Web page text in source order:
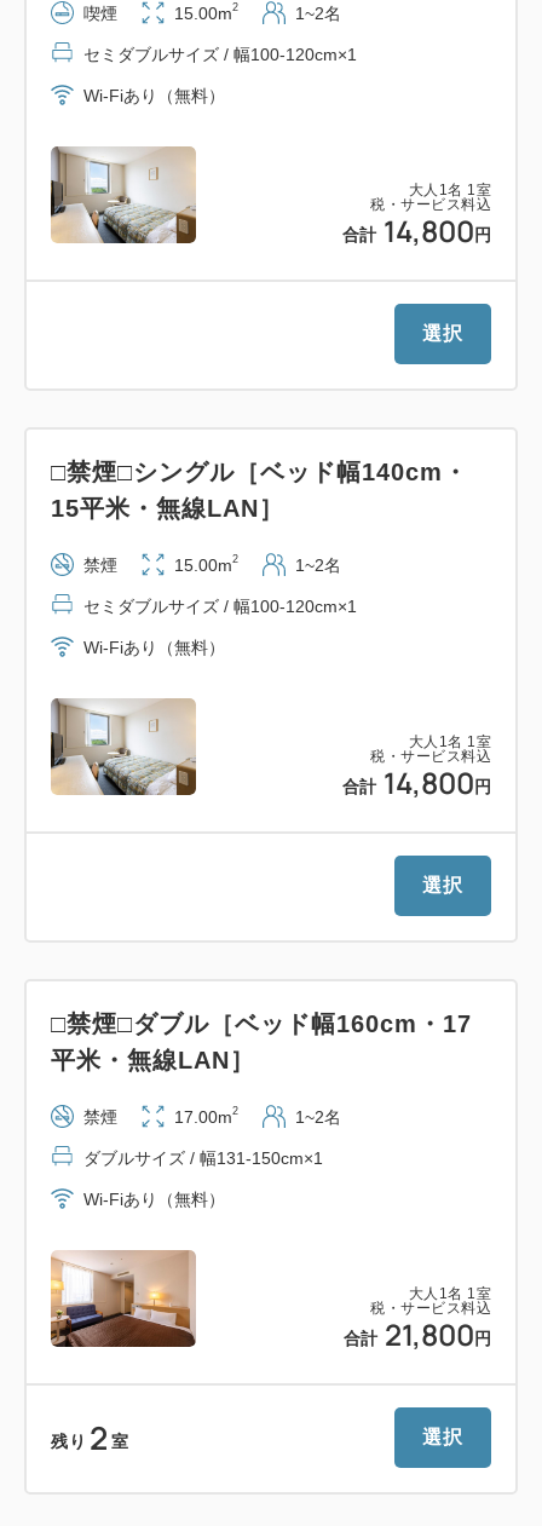
＜朝食＞
朝食は付きません（チェックイン時に朝食リクエスト
可能）
■客室■
シングル（15平米）／ダブル（17平米）／ツイン
（24平米）
地域のホテルの中では比較的ゆったりとした滞在が叶
※無線LAN完備
※大浴場はございません 客室浴室をご利用ください
燕市は新潟市と長岡市の中間地点
寺泊・弥彦・柏崎・上越方面もアクセスが良いエリア
です
・上越新幹線／弥彦線 燕三条駅（徒歩5分）
・北陸自動車道三条燕IC（車2分）
※予約制・詳しくはお問い合わせくださいませ
・コーヒーラウンジ「カフェ・ド・パリ」
落ち着いた雰囲気のコーヒーラウンジ
お待ち合わせご商談などにお気軽にご利用下さい
■周辺観光■
・道の駅燕三条地場産業振興センター（徒歩4分）
・ストックバスターズ／藤次郎（車10分）
・SUWADA OPEN FACTORY 諏訪田製作所（車20
分）
・弥彦神社／弥彦山ロープウェイ／角上魚類 寺泊本
店（車25分）
・Snow Peak FIELD SUITE SPA
HEADQUARTERS スノーピーク（車30分）
大人 1 名 1 室
税・サービス料込
合計 14,800 円
喫煙 15.00m2 1~2名
セミダブルサイズ / 幅100-120cm×1
Wi-Fiあり（無料）
選択
大人 1 名 1 室
税・サービス料込
合計 14,800 円
□禁煙□シングル［ベッド幅140cm・
15平米・無線LAN］
禁煙 15.00m2 1~2名
セミダブルサイズ / 幅100-120cm×1
Wi-Fiあり（無料）
選択
大人 1 名 1 室
税・サービス料込
合計 21,800 円
□禁煙□ダブル［ベッド幅160cm・17
平米・無線LAN］
禁煙 17.00m2 1~2名
ダブルサイズ / 幅131-150cm×1
Wi-Fiあり（無料）
残り 2 室 選択